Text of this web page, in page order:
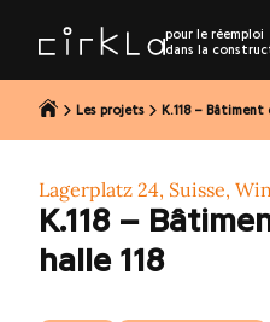
contenu
pour le réemploi
dans la
Les projets K.118 –
Lagerplatz 24, Suisse,
K.118 –
halle 118